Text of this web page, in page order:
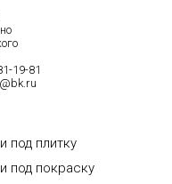
19-81
под плитку
под покраску